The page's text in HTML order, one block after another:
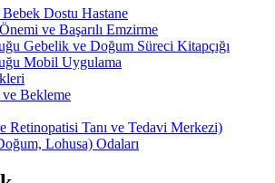
Dostu Hastane
ve Başarılı Emzirme
Gebelik ve Doğum Süreci Kitapçığı
Mobil Uygulama
Bekleme
Retinopatisi Tanı ve Tedavi Merkezi)
Lohusa) Odaları